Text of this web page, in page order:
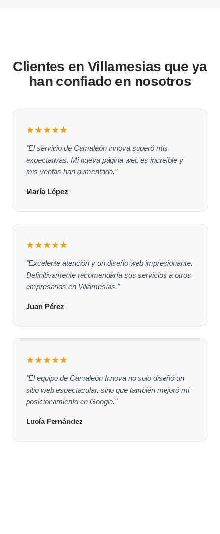
Clientes en Villamesias que ya
han confiado en nosotros
★★★★★
"El servicio de Camaleón Innova superó mis
expectativas. Mi nueva página web es increíble y
mis ventas han aumentado."
María López
★★★★★
"Excelente atención y un diseño web impresionante.
Definitivamente recomendaría sus servicios a otros
empresarios en Villamesías."
Juan Pérez
★★★★★
"El equipo de Camaleón Innova no solo diseñó un
sitio web espectacular, sino que también mejoró mi
posicionamiento en Google."
Lucía Fernández